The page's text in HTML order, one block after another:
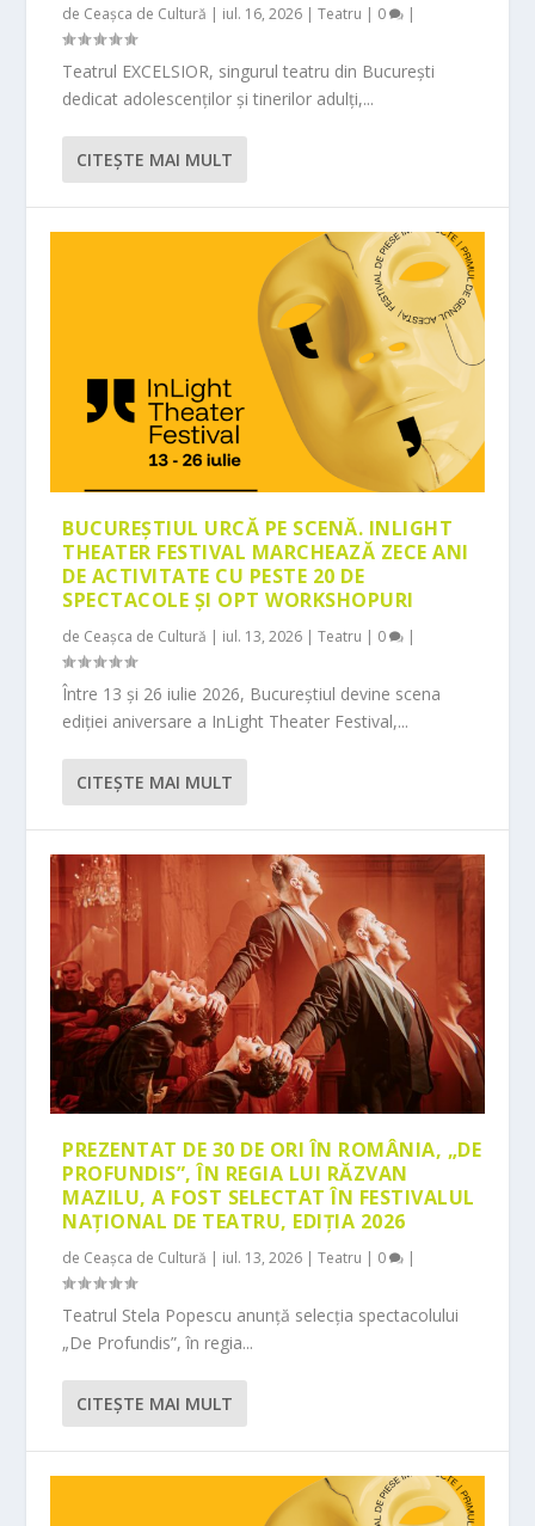
de Ceașca de Cultură | iul. 16, 2026 |Teatru | 0 |
Teatrul EXCELSIOR, singurul teatru din București
dedicat adolescenților și tinerilor adulți,...
CITEŞTE MAI MULT
BUCUREȘTIUL URCĂ PE SCENĂ. INLIGHT
THEATER FESTIVAL MARCHEAZĂ ZECE ANI
DE ACTIVITATE CU PESTE 20 DE
SPECTACOLE ȘI OPT WORKSHOPURI
de Ceașca de Cultură | iul. 13, 2026 |Teatru | 0 |
Între 13 și 26 iulie 2026, Bucureștiul devine scena
ediției aniversare a InLight Theater Festival,...
CITEŞTE MAI MULT
PREZENTAT DE 30 DE ORI ÎN ROMÂNIA, „DE
PROFUNDIS”, ÎN REGIA LUI RĂZVAN
MAZILU, A FOST SELECTAT ÎN FESTIVALUL
NAȚIONAL DE TEATRU, EDIȚIA 2026
de Ceașca de Cultură | iul. 13, 2026 |Teatru | 0 |
Teatrul Stela Popescu anunță selecția spectacolului
„De Profundis”, în regia...
CITEŞTE MAI MULT